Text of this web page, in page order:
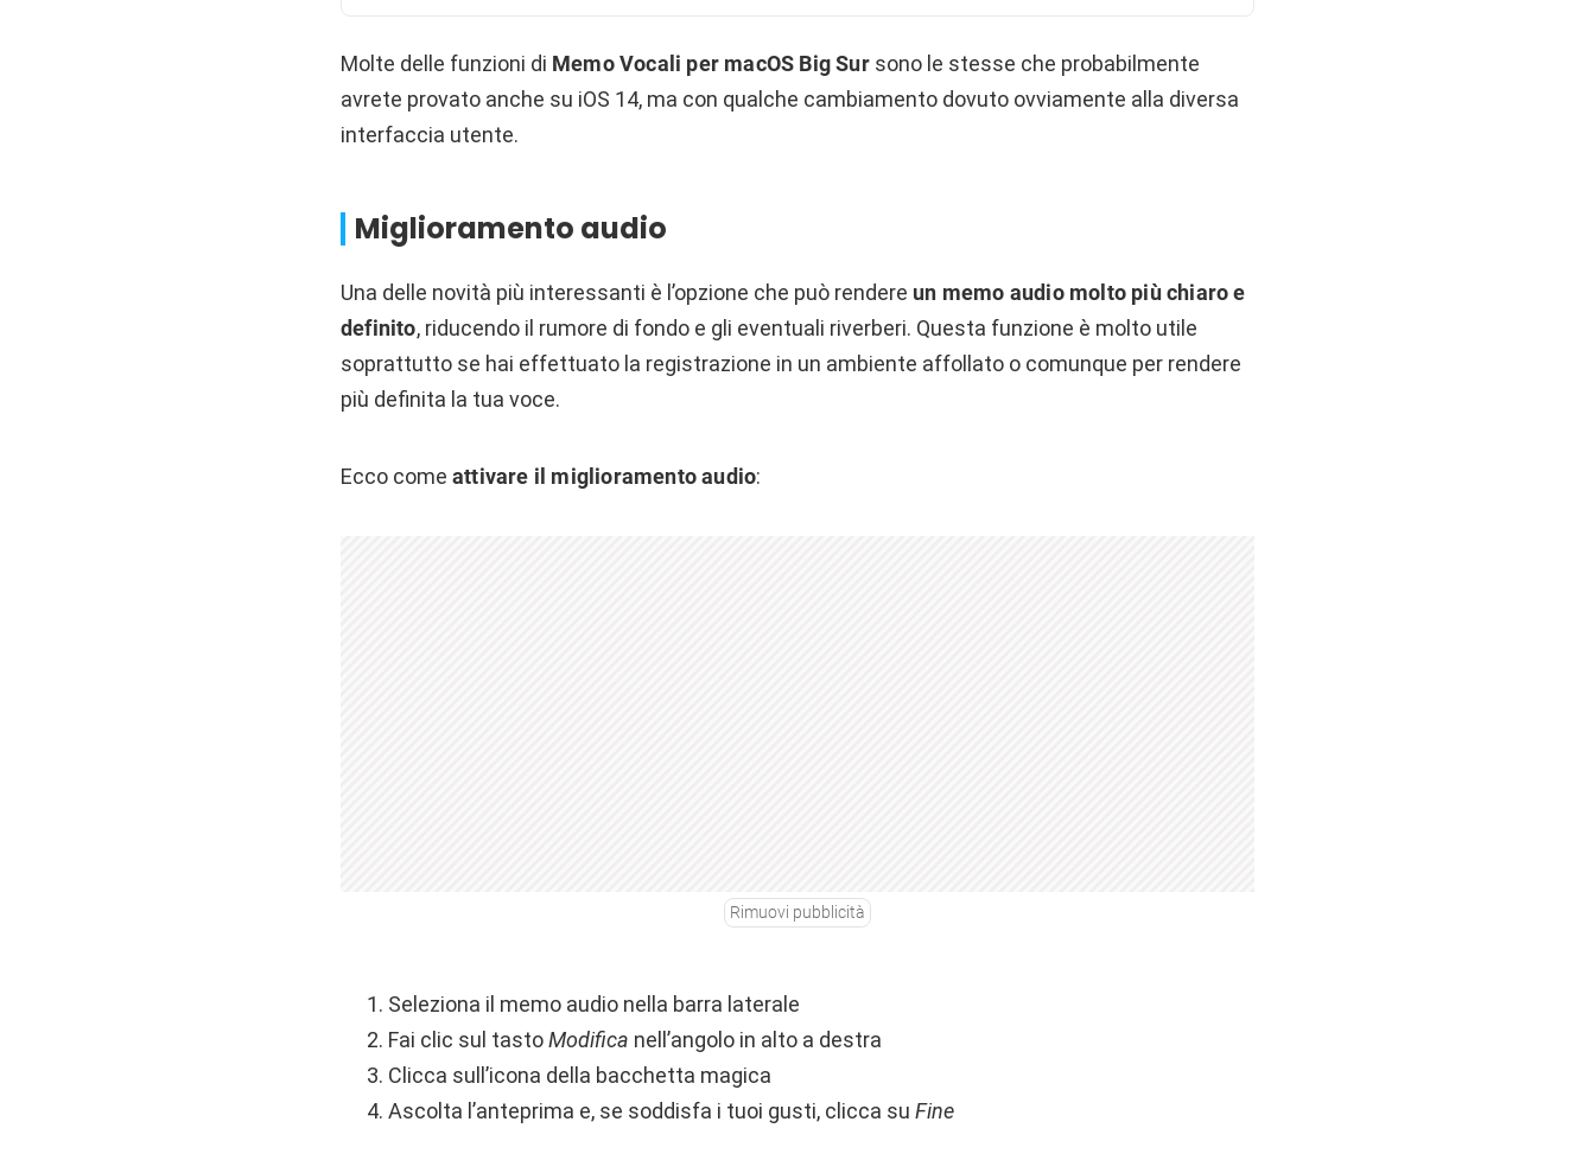
Molte delle funzioni di Memo Vocali per macOS Big Sursono le stesse che probabilmente
avrete provato anche su iOS 14, ma con qualche cambiamento dovuto ovviamente alla diversa
interfaccia utente.
Miglioramento audio
Una delle novità più interessanti è l’opzione che può rendere un memo audio molto più chiaro e
definito, riducendo il rumore di fondo e gli eventuali riverberi. Questa funzione è molto utile
soprattutto se hai effettuato la registrazione in un ambiente affollato o comunque per rendere
più definita la tua voce.
Ecco come attivare il miglioramento audio:
Rimuovi pubblicità
Seleziona il memo audio nella barra laterale
Fai clic sul tastoModifica nell’angolo in alto a destra
Clicca sull’icona della bacchetta magica
Ascolta l’anteprima e, se soddisfa i tuoi gusti, clicca su Fine